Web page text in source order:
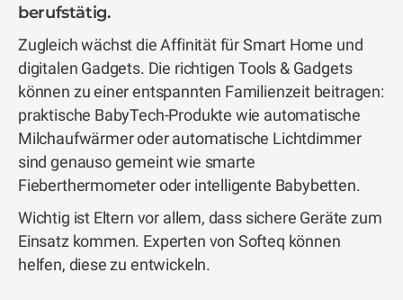
berufstätig.
Zugleich wächst die Affinität für Smart Home und
digitalen Gadgets. Die richtigen Tools & Gadgets
können zu einer entspannten Familienzeit beitragen:
praktische BabyTech-Produkte wie automatische
Milchaufwärmer oder automatische Lichtdimmer
sind genauso gemeint wie smarte
Fieberthermometer oder intelligente Babybetten.
Wichtig ist Eltern vor allem, dass sichere Geräte zum
Einsatz kommen. Experten von Softeq können
helfen, diese zu entwickeln.